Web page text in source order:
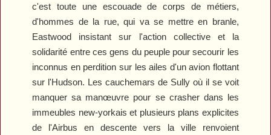
c'est toute une escouade de corps de métiers,
d'hommes de la rue, qui va se mettre en branle,
Eastwood insistant sur l'action collective et la
solidarité entre ces gens du peuple pour secourir les
inconnus en perdition sur les ailes d'un avion flottant
sur l'Hudson. Les cauchemars de Sully où il se voit
manquer sa manœuvre pour se crasher dans les
immeubles new-yorkais et plusieurs plans explicites
de l'Airbus en descente vers la ville renvoient